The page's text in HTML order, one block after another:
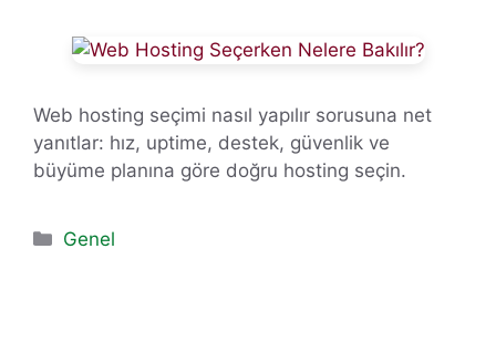
Web hosting seçimi nasıl yapılır sorusuna net
yanıtlar: hız, uptime, destek, güvenlik ve
büyüme planına göre doğru hosting seçin.
Kategoriler
Genel